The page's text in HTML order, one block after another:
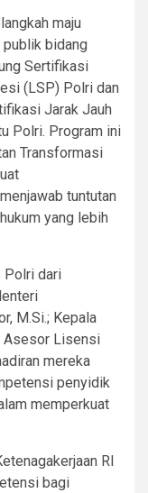
maju
publik bidang
Sertifikasi
(LSP) Polri dan
Jarak Jauh
Polri. Program ini
Transformasi
tuntutan
yang lebih
Polri dari
M.Si.; Kepala
Asesor Lisensi
mereka
penyidik
memperkuat
RI
bagi